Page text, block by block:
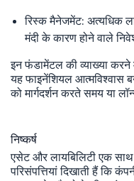
रिस्क मैनेजमेंट: अत्यधिक
मंदी के कारण होने वाले
इन फंडामेंटल की व्याख्या करने
यह फाइनेंशियल आत्मविश्वास
को मार्गदर्शन करते समय या
निष्कर्ष
एसेट और लायबिलिटी एक
परिसंपत्तियां दिखाती हैं कि